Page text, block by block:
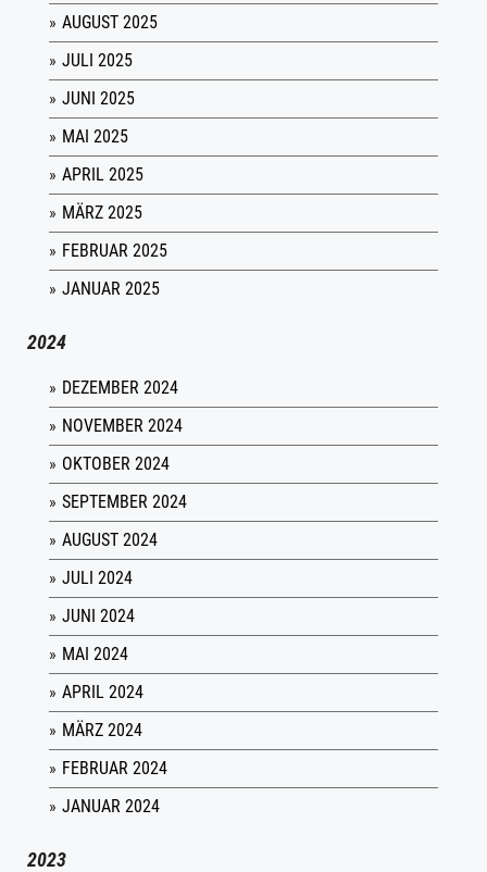
AUGUST 2025
JULI 2025
JUNI 2025
MAI 2025
APRIL 2025
MÄRZ 2025
FEBRUAR 2025
JANUAR 2025
2024
DEZEMBER 2024
NOVEMBER 2024
OKTOBER 2024
SEPTEMBER 2024
AUGUST 2024
JULI 2024
JUNI 2024
MAI 2024
APRIL 2024
MÄRZ 2024
FEBRUAR 2024
JANUAR 2024
2023